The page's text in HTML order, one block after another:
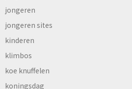
jongeren
jongeren sites
kinderen
klimbos
koe knuffelen
koningsdag